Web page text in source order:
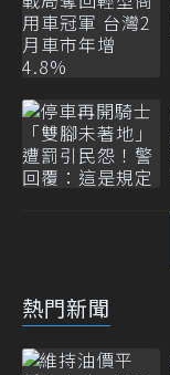
熱門新聞